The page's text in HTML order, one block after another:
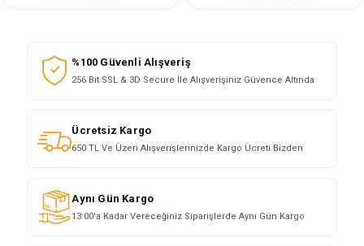
%100 Güvenli Alışveriş
256 Bit SSL & 3D Secure İle Alışverişiniz Güvence Altında
Ücretsiz Kargo
650 TL Ve Üzeri Alışverişlerinizde Kargo Ücreti Bizden
Aynı Gün Kargo
13:00'a Kadar Vereceğiniz Siparişlerde Aynı Gün Kargo